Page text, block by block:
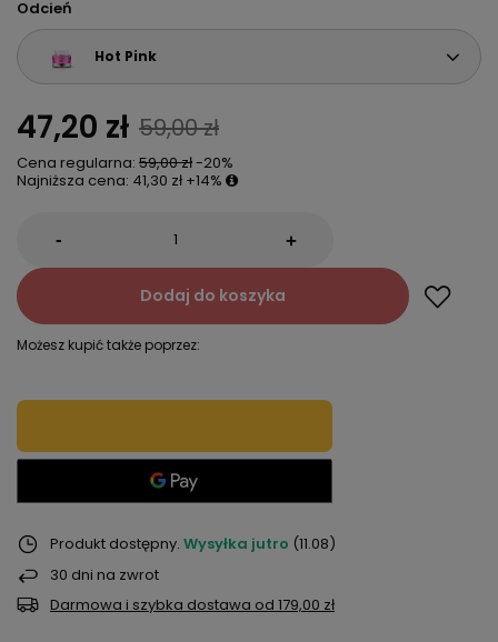
Odcień
Hot Pink
47,20 zł 59,00 zł
Cena regularna: 59,00 zł-20%
Najniższa cena: 41,30 zł +14%
- +
Dodaj do koszyka
Możesz kupić także poprzez:
Produkt dostępny Wysyłka jutro (11.08)
30 dni na zwrot
Darmowa i szybka dostawa od 179,00 zł